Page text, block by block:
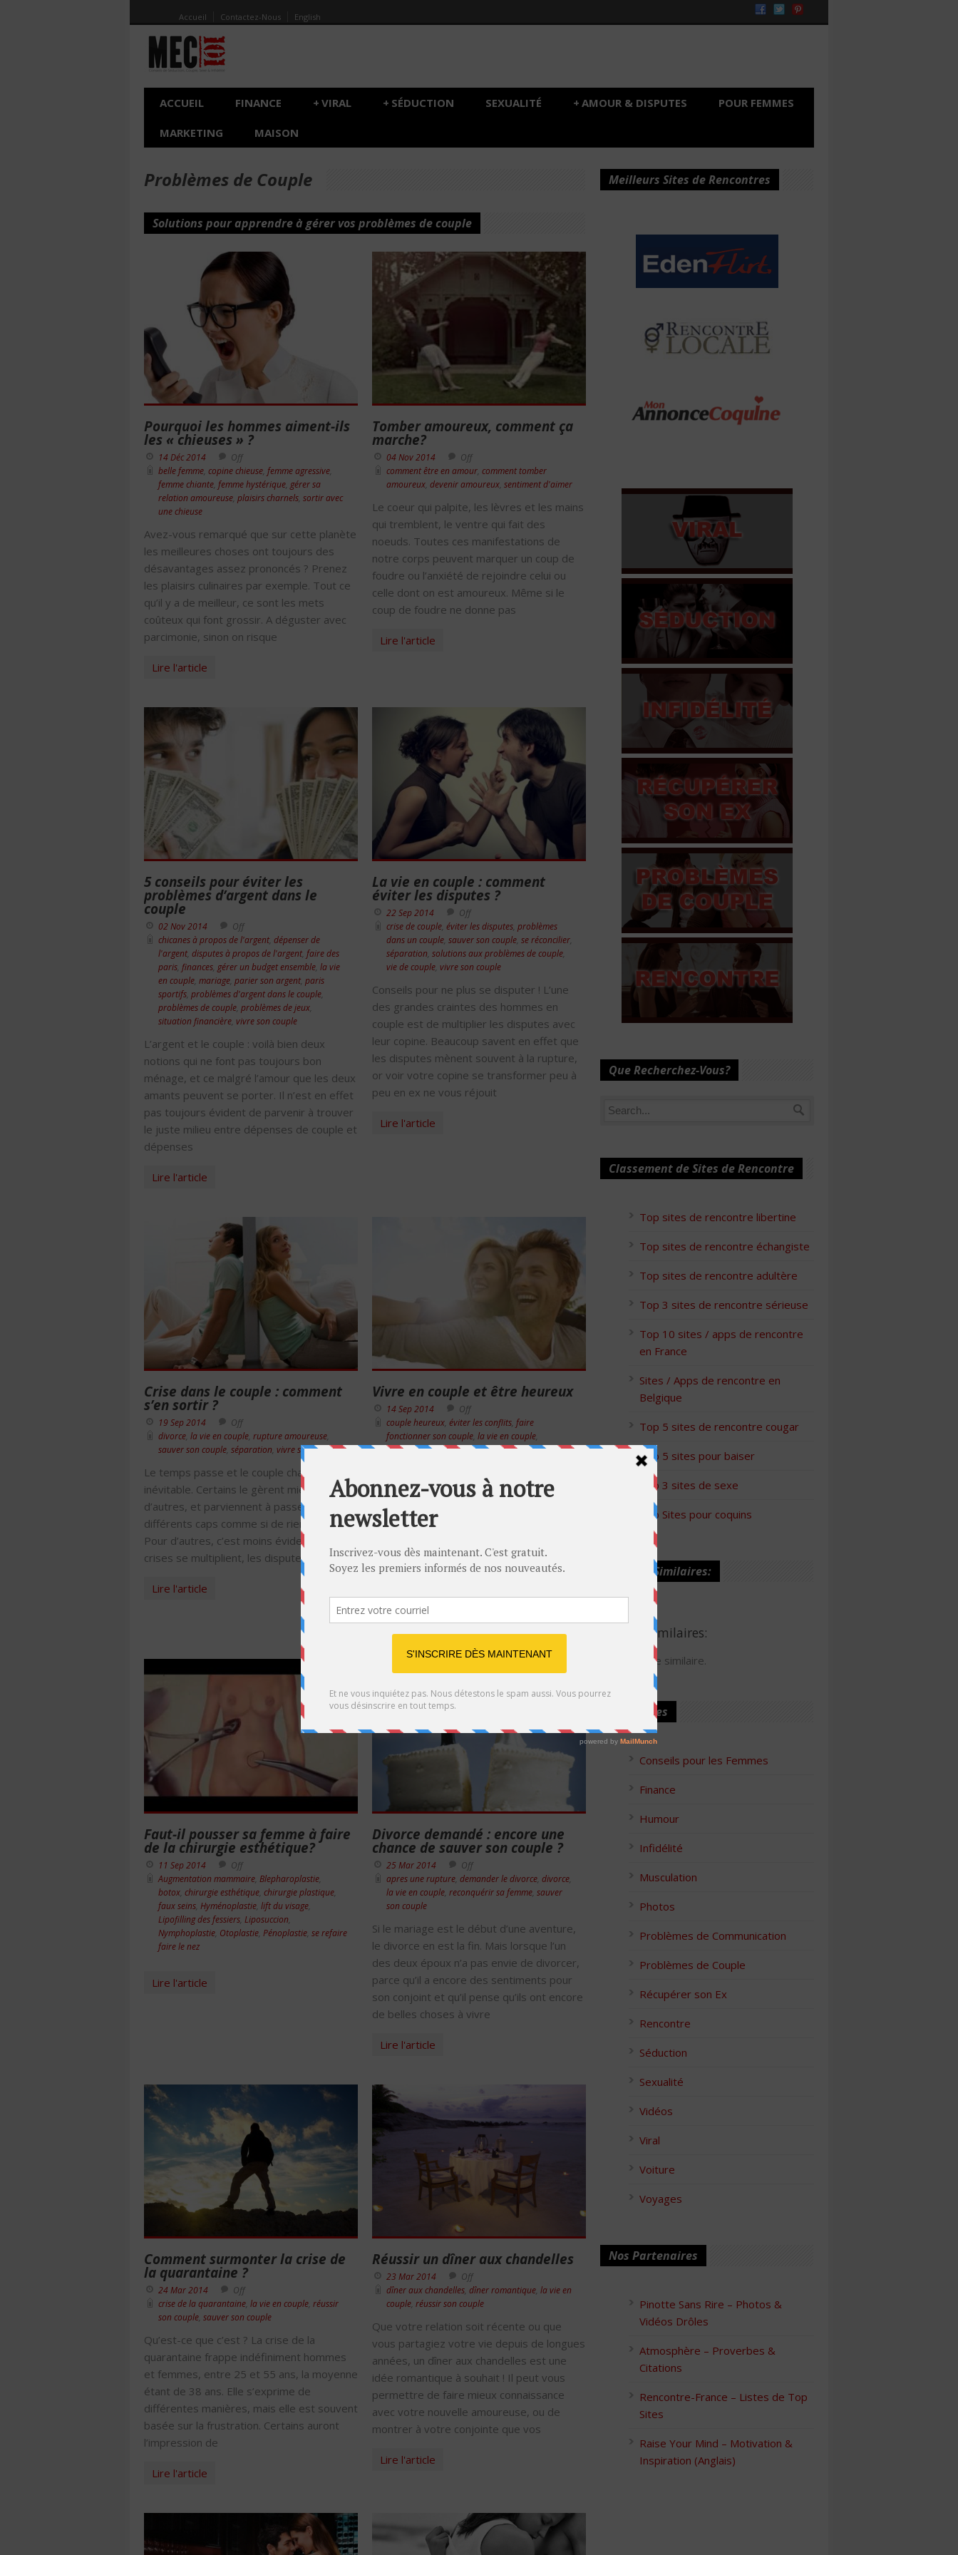
Accueil Contactez-Nous English
ACCUEIL FINANCE VIRAL
+ SÉDUCTION
+ SEXUALITÉ AMOUR & DISPUTES
+ POUR FEMMES
MARKETING MAISON
Problèmes de Couple
Solutions pour apprendre à gérer vos problèmes de couple
Pourquoi les hommes aiment-ils
les « chieuses » ?
14 Déc 2014
Off
belle femme copine chieuse femme agressive
femme chiante femme hystérique gérer sa
relation amoureuse plaisirs charnels sortir avec
une chieuse
Avez-vous remarqué que sur cette planète
les meilleures choses ont toujours des
désavantages assez prononcés ? Prenez
les plaisirs culinaires par exemple. Tout ce
qu’il y a de meilleur, ce sont les mets
coûteux qui font grossir. A déguster avec
parcimonie, sinon on risque
Lire l'article
Tomber amoureux, comment ça
marche?
04 Nov 2014
Off
comment être en amour comment tomber
amoureux devenir amoureux sentiment d'aimer
Le coeur qui palpite, les lèvres et les mains
qui tremblent, le ventre qui fait des
noeuds. Toutes ces manifestations de
notre corps peuvent marquer un coup de
foudre ou l’anxiété de rejoindre celui ou
celle dont on est amoureux. Même si le
coup de foudre ne donne pas
Lire l'article
5 conseils pour éviter les
problèmes d’argent dans le
couple
02 Nov 2014
Off
chicanes à propos de l'argent dépenser de
l'argent disputes à propos de l'argent faire des
paris finances gérer un budget ensemble la vie
en couple mariage parier son argent paris
sportifs problèmes d'argent dans le couple
problèmes de couple problèmes de jeux
situation financière vivre son couple
L’argent et le couple : voilà bien deux
notions qui ne font pas toujours bon
ménage, et ce malgré l’amour que les deux
amants peuvent se porter. Il n’est en effet
pas toujours évident de parvenir à trouver
le juste milieu entre dépenses de couple et
dépenses
Lire l'article
La vie en couple : comment
éviter les disputes ?
22 Sep 2014
Off
crise de couple éviter les disputes problèmes
dans un couple sauver son couple se réconcilier
séparation solutions aux problèmes de couple
vie de couple vivre son couple
Conseils pour ne plus se disputer ! L’une
des grandes craintes des hommes en
couple est de multiplier les disputes avec
leur copine. Beaucoup savent en effet que
les disputes mènent souvent à la rupture,
or voir votre copine se transformer peu à
peu en ex ne vous réjouit
Lire l'article
Crise dans le couple : comment
s’en sortir ?
19 Sep 2014
Off
divorce, la vie en couple, rupture amoureuse,
sauver son couple, séparation, vivre son couple
Le temps passe et le couple change, c’est
inévitable. Certains le gèrent mieux que
d’autres, et parviennent à passer les
différents caps comme si de rien n’était.
Pour d’autres, c’est moins évident. Les
crises se multiplient, les disputes n’en
Lire l'article
Vivre en couple et être heureux
14 Sep 2014
Off
couple heureux, éviter les conflits, faire
fonctionner son couple, la vie en couple,
psychologie du couple
,sauver son couple, vivre
Heureux en couple Quels sont les secrets
aimeriez pouvoir vivre votre couple
vous séparer un jour de votre copine. Pour
éviter que celle-ci ne devienne une ex
Lire l'article
Faut-il pousser sa femme à faire
de la chirurgie esthétique?
11 Sep 2014
Off
Augmentation mammaire Blepharoplastie
botox chirurgie esthétique chirurgie plastique
faux seins Hyménoplastie lift du visage
Lipofilling des fessiers Liposuccion
Nymphoplastie Otoplastie Pénoplastie se refaire
faire le nez
Lire l'article
Divorce demandé : encore une
chance de sauver son couple ?
25 Mar 2014
Off
apres une rupture demander le divorce divorce
la vie en couple reconquérir sa femme sauver
son couple
Si le mariage est le début d’une aventure,
le divorce en est la fin. Mais lorsque l’un
des deux époux n’a pas envie de divorcer,
parce qu’il a encore des sentiments pour
son conjoint et qu’il pense qu’ils ont encore
de belles choses à vivre
Lire l'article
Comment surmonter la crise de
la quarantaine ?
24 Mar 2014
Off
crise de la quarantaine la vie en couple réussir
son couple sauver son couple
Qu’est-ce que c’est ? La crise de la
quarantaine frappe indéfiniment hommes
et femmes, entre 25 et 55 ans, la moyenne
étant de 38 ans. Elle s’exprime de
différentes manières, mais elle est souvent
basée sur la frustration. Certains auront
l’impression de
Lire l'article
Réussir un dîner aux chandelles
23 Mar 2014
Off
dîner aux chandelles dîner romantique la vie en
couple réussir son couple
Que votre relation soit récente ou que
vous partagiez votre vie depuis de longues
années, un dîner aux chandelles est une
idée romantique à souhait ! Il peut vous
permettre de faire mieux connaissance
avec votre nouvelle amoureuse, ou de
montrer à votre conjointe que vos
Lire l'article
Meilleurs Sites de Rencontres
Que Recherchez-Vous?
Classement de Sites de Rencontre
Top sites de rencontre libertine
Top sites de rencontre échangiste
Top sites de rencontre adultère
Top 3 sites de rencontre sérieuse
Top 10 sites / apps de rencontre
en France
Sites / Apps de rencontre en
Belgique
Top 5 sites de rencontre cougar
Top 5 sites pour baiser
Top 3 sites de sexe
Top Sites pour coquins
Articles Similaires:
Articles Similaires:
Aucun article similaire.
Catégories
Conseils pour les Femmes
Finance
Humour
Infidélité
Musculation
Photos
Problèmes de Communication
Problèmes de Couple
Récupérer son Ex
Rencontre
Séduction
Sexualité
Vidéos
Viral
Voiture
Voyages
Nos Partenaires
Pinotte Sans Rire – Photos &
Vidéos Drôles
Atmosphère – Proverbes &
Citations
Rencontre-France – Listes de Top
Sites
Raise Your Mind – Motivation &
Inspiration (Anglais)